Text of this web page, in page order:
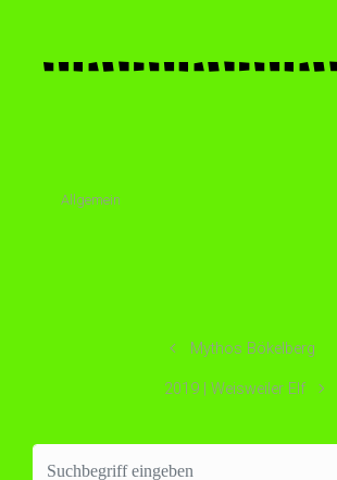
Allgemein
Mythos Bökelberg
2019 | Weisweiler Elf